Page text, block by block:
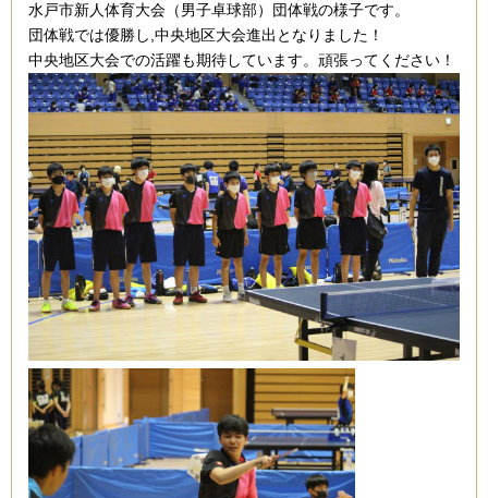
水戸市新人体育大会（男子卓球部）団体戦の様子です。
団体戦では優勝し,中央地区大会進出となりました！
中央地区大会での活躍も期待しています。頑張ってください！